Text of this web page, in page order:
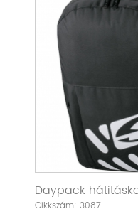
Daypack
Cikkszám: 3087